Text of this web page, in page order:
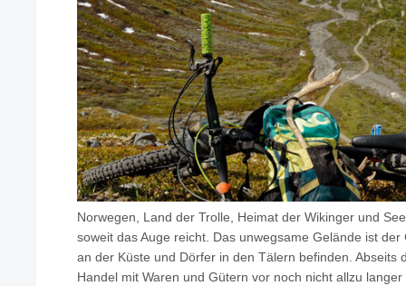
Norwegen, Land der Trolle, Heimat der Wikinger und
soweit das Auge reicht. Das unwegsame Gelände ist
an der Küste und Dörfer in den Tälern befinden. Abseits
Handel mit Waren und Gütern vor noch nicht allzu